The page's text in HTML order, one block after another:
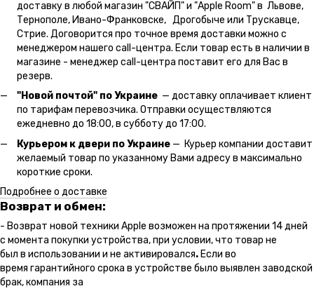
доставку в любой магазин "СВАЙП" и "Apple Room" в Львове,
Тернополе, Ивано-Франковске, Дрогобыче или Трускавце,
Стрие. Договорится про точное время доставки можно с
менеджером нашего call-центра. Если товар есть в наличии в
магазине - менеджер call-центра поставит его для Вас в
резерв.
"Новой почтой" по Украине — доставку оплачивает клиент
по тарифам перевозчика. Отправки осуществляются
ежедневно до 18:00, в субботу до 17:00.
Курьером к двери по Украине — Курьер компании доставит
желаемый товар по указанному Вами адресу в максимально
короткие сроки.
Подробнее о доставке
Возврат и обмен:
- Возврат новой техники Apple возможен на протяжении 14 дней
с момента покупки устройства, при условии, что товар не
был в использовании и не активировался. Если во
время гарантийного срока в устройстве было выявлен заводской
брак, компания за